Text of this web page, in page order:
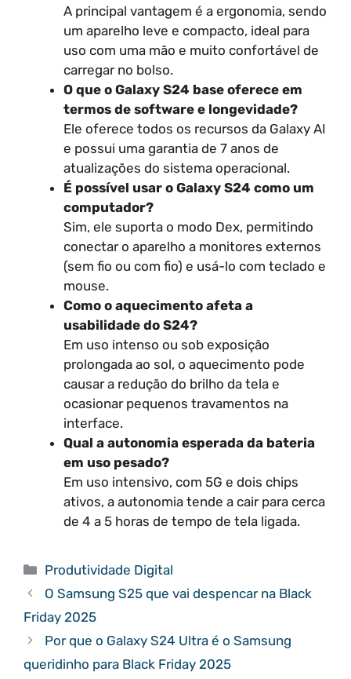
A principal vantagem é a ergonomia, sendo
um aparelho leve e compacto, ideal para
uso com uma mão e muito confortável de
carregar no bolso.
O que o Galaxy S24 base oferece em
termos de software e longevidade?
Ele oferece todos os recursos da Galaxy AI
e possui uma garantia de 7 anos de
atualizações do sistema operacional.
É possível usar o Galaxy S24 como um
computador?
Sim, ele suporta o modo Dex, permitindo
conectar o aparelho a monitores externos
(sem fio ou com fio) e usá-lo com teclado e
mouse.
Como o aquecimento afeta a
usabilidade do S24?
Em uso intenso ou sob exposição
prolongada ao sol, o aquecimento pode
causar a redução do brilho da tela e
ocasionar pequenos travamentos na
interface.
Qual a autonomia esperada da bateria
em uso pesado?
Em uso intensivo, com 5G e dois chips
ativos, a autonomia tende a cair para cerca
de 4 a 5 horas de tempo de tela ligada.
Categorias
Produtividade Digital
O Samsung S25 que vai despencar na Black
Friday 2025
Por que o Galaxy S24 Ultra é o Samsung
queridinho para Black Friday 2025